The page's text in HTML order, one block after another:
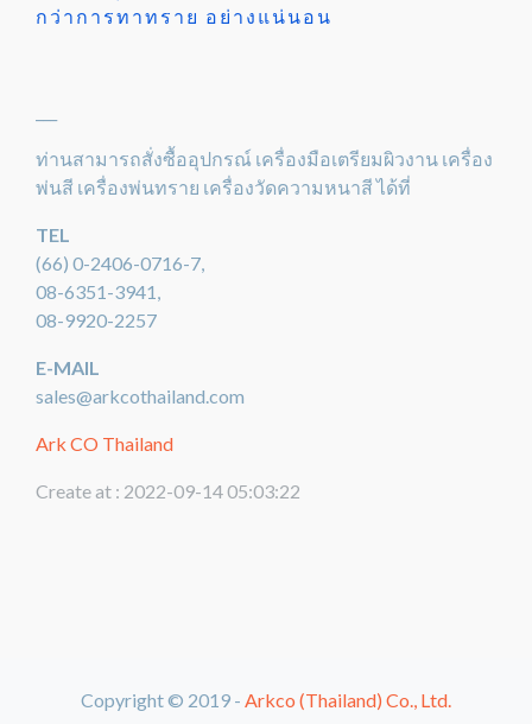
กว่าการทาทราย อย่างแน่นอน
ท่านสามารถสั่งซื้ออุปกรณ์ เครื่องมือเตรียมผิวงาน เครื่อง
พ่นสี เครื่องพ่นทราย เครื่องวัดความหนาสี ได้ที่
TEL
(66) 0-2406-0716-7,
08-6351-3941,
08-9920-2257
E-MAIL
sales@arkcothailand.com
Ark CO Thailand
Create at : 2022-09-14 05:03:22
Copyright © 2019 - Arkco (Thailand) Co., Ltd.